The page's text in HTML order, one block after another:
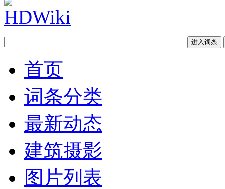
首页
词条分类
最新动态
建筑摄影
图片列表